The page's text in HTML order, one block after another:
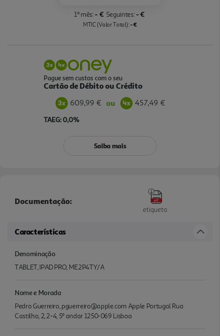
1º mês:- € Seguintes:- €
MTIC (Valor Total):- €
Pague sem custos com o seu
Cartão de Débito ou Crédito
609,99 € ou 457,49 €
TAEG: 0,0%
Saiba mais
Documentação:
etiqueta
Características
Denominação
TABLET, IPAD PRO, ME2P4TY/A
Nome e Morada
Pedro Guerreiro, pguerreiro@apple.com Apple Portugal Rua
Castilho, 2, 2-4, 5º andar 1250-069 Lisboa